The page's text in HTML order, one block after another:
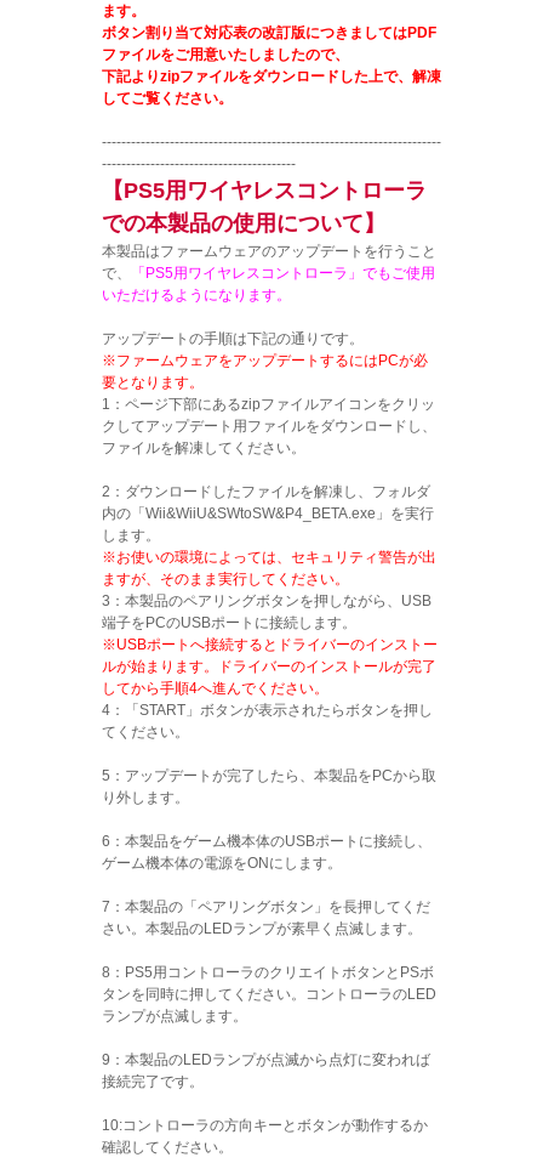
ます。
ボタン割り当て対応表の改訂版につきましてはPDF
ファイルをご用意いたしましたので、
下記よりzipファイルをダウンロードした上で、解凍
してご覧ください。
----------------------------------------------------------------------
----------------------------------------
【PS5用ワイヤレスコントローラ
での本製品の使用について】
本製品はファームウェアのアップデートを行うこと
で、
「PS5用ワイヤレスコントローラ」でもご使用
いただけるようになります。
アップデートの手順は下記の通りです。
※ファームウェアをアップデートするにはPCが必
要となります。
1：ページ下部にあるzipファイルアイコンをクリッ
クしてアップデート用ファイルをダウンロードし、
ファイルを解凍してください。
2：ダウンロードしたファイルを解凍し、フォルダ
内の「Wii&WiiU&SWtoSW&P4_BETA.exe」を実行
します。
※お使いの環境によっては、セキュリティ警告が出
ますが、そのまま実行してください。
3：本製品のペアリングボタンを押しながら、USB
端子をPCのUSBポートに接続します。
※USBポートへ接続するとドライバーのインストー
ルが始まります。ドライバーのインストールが完了
してから手順4へ進んでください。
4：「START」ボタンが表示されたらボタンを押し
てください。
5：アップデートが完了したら、本製品をPCから取
り外します。
6：本製品をゲーム機本体のUSBポートに接続し、
ゲーム機本体の電源をONにします。
7：本製品の「ペアリングボタン」を長押してくだ
さい。本製品のLEDランプが素早く点滅します。
8：PS5用コントローラのクリエイトボタンとPSボ
タンを同時に押してください。コントローラのLED
ランプが点滅します。
9：本製品のLEDランプが点滅から点灯に変われば
接続完了です。
10:コントローラの方向キーとボタンが動作するか
確認してください。